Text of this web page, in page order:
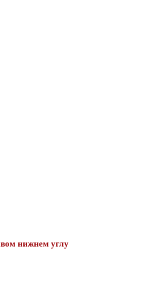
нижнем углу